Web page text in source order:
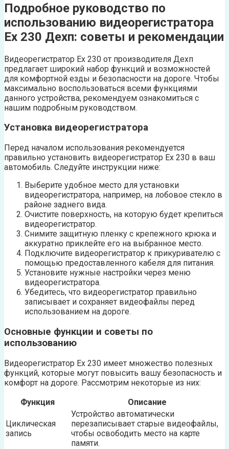
Подробное руководство по
использованию видеорегистратора
Ех 230 Дехп: советы и рекомендации
Видеорегистратор Ех 230 от производителя Дехп
предлагает широкий набор функций и возможностей
для комфортной езды и безопасности на дороге. Чтобы
максимально воспользоваться всеми функциями
данного устройства, рекомендуем ознакомиться с
нашим подробным руководством.
Установка видеорегистратора
Перед началом использования рекомендуется
правильно установить видеорегистратор Ех 230 в ваш
автомобиль. Следуйте инструкции ниже:
Выберите удобное место для установки
видеорегистратора, например, на лобовое стекло в
районе заднего вида.
Очистите поверхность, на которую будет крепиться
видеорегистратор.
Снимите защитную пленку с крепежного крюка и
аккуратно приклейте его на выбранное место.
Подключите видеорегистратор к прикуривателю с
помощью предоставленного кабеля для питания.
Установите нужные настройки через меню
видеорегистратора.
Убедитесь, что видеорегистратор правильно
записывает и сохраняет видеофайлы перед
использованием на дороге.
Основные функции и советы по
использованию
Видеорегистратор Ех 230 имеет множество полезных
функций, которые могут повысить вашу безопасность и
комфорт на дороге. Рассмотрим некоторые из них:
Функция
Описание
Циклическая
запись
Устройство автоматически
перезаписывает старые видеофайлы,
чтобы освободить место на карте
памяти.